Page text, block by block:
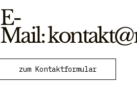
​E-
Mail:
zum Kontaktformular